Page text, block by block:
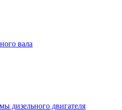
вала
дизельного двигателя